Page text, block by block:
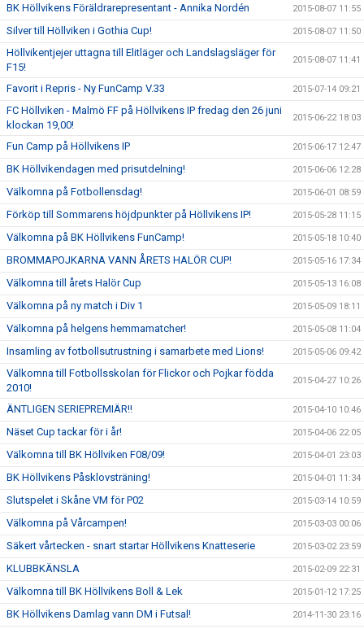
BK Höllvikens Föräldrarepresentant - Annika Nordén 2015-08-07 11:55
Silver till Höllviken i Gothia Cup! 2015-08-07 11:50
Höllvikentjejer uttagna till Elitläger och Landslagsläger för
F15!
2015-08-07 11:41
Favorit i Repris - Ny FunCamp V.33 2015-07-14 09:21
FC Höllviken - Malmö FF på Höllvikens IP fredag den 26 juni
klockan 19,00!
2015-06-22 18:03
Fun Camp på Höllvikens IP 2015-06-17 12:47
BK Höllvikendagen med prisutdelning! 2015-06-06 12:28
Välkomna på Fotbollensdag! 2015-06-01 08:59
Förköp till Sommarens höjdpunkter på Höllvikens IP! 2015-05-28 11:15
Välkomna på BK Höllvikens FunCamp! 2015-05-18 10:40
BROMMAPOJKARNA VANN ÅRETS HALÖR CUP! 2015-05-16 17:34
Välkomna till årets Halör Cup 2015-05-13 16:08
Välkomna på ny match i Div 1 2015-05-09 18:11
Välkomna på helgens hemmamatcher! 2015-05-08 11:04
Insamling av fotbollsutrustning i samarbete med Lions! 2015-05-06 09:42
Välkomna till Fotbollsskolan för Flickor och Pojkar födda
2010!
2015-04-27 10:26
ÄNTLIGEN SERIEPREMIÄR!! 2015-04-10 10:46
Näset Cup tackar för i år! 2015-04-06 22:05
Välkomna till BK Höllviken F08/09! 2015-04-01 23:03
BK Höllvikens Påsklovsträning! 2015-04-01 11:34
Slutspelet i Skåne VM för P02 2015-03-14 10:59
Välkomna på Vårcampen! 2015-03-03 00:06
Säkert vårtecken - snart startar Höllvikens Knatteserie 2015-03-02 23:59
KLUBBKÄNSLA 2015-02-09 22:31
Välkomna till BK Höllvikens Boll & Lek 2015-01-12 17:25
BK Höllvikens Damlag vann DM i Futsal! 2014-11-30 23:16